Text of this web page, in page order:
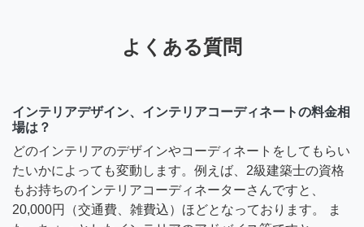
よくある質問
インテリアデザイン、インテリアコーディネートの料金相
場は？
どのインテリアのデザインやコーディネートをしてもらい
たいかによっても変動します。例えば、2級建築士の資格
もお持ちのインテリアコーディネーターさんですと、
20,000円（交通費、雑費込）ほどとなっております。 ま